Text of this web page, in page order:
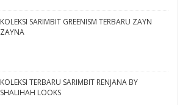
KOLEKSI SARIMBIT GREENISM TERBARU ZAYN
ZAYNA
KOLEKSI TERBARU SARIMBIT RENJANA BY
SHALIHAH LOOKS